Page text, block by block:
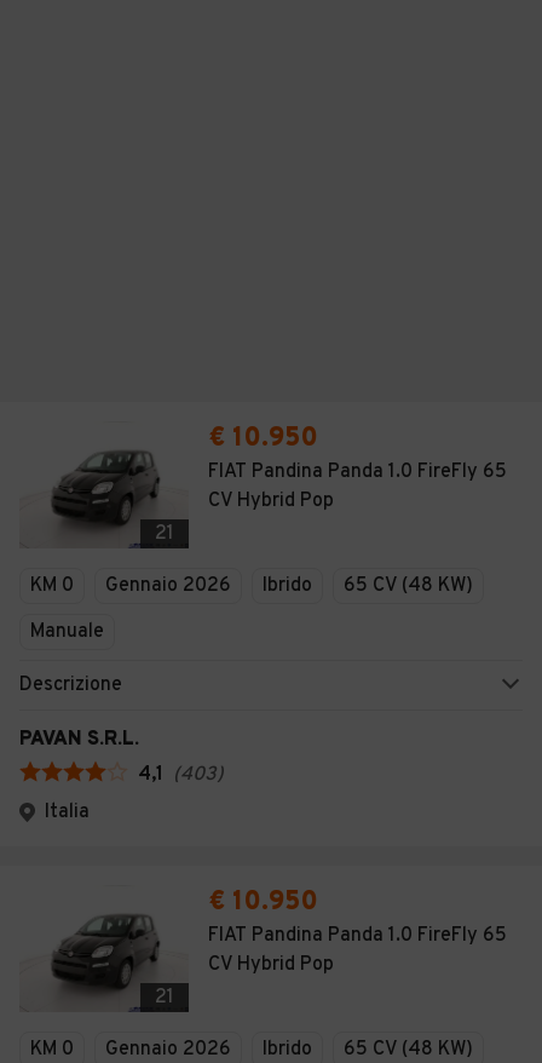
21
€ 10.950
FIAT Pandina Panda 1.0 FireFly 65
CV Hybrid Pop
KM 0 Gennaio 2026 Ibrido
65 CV (48 KW)
Manuale
Descrizione
PAVAN S.R.L.
4,1 (403)
Italia
21
€ 10.950
FIAT Pandina Panda 1.0 FireFly 65
CV Hybrid Pop
KM 0 Gennaio 2026 Ibrido
65 CV (48 KW)